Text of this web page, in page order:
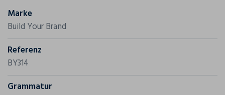
Marke
Build Your Brand
Referenz
BY314
Grammatur